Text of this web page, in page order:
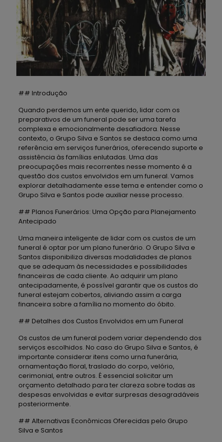
## Introdução
Quando perdemos um ente querido, lidar com os
preparativos de um funeral pode ser uma tarefa
complexa e emocionalmente desafiadora. Nesse
contexto, o Grupo Silva e Santos se destaca como uma
referência em serviços funerários, oferecendo suporte e
assistência às famílias enlutadas. Uma das
preocupações mais recorrentes nesse momento é a
questão dos custos envolvidos em um funeral. Vamos
explorar detalhadamente esse tema e entender como o
Grupo Silva e Santos pode auxiliar nesse processo.
## Planos Funerários: Uma Opção para Planejamento
Antecipado
Uma maneira inteligente de lidar com os custos de um
funeral é optar por um plano funerário. O Grupo Silva e
Santos disponibiliza diversas modalidades de planos
que se adequam às necessidades e possibilidades
financeiras de cada cliente. Ao adquirir um plano
antecipadamente, é possível garantir que os custos do
funeral estejam cobertos, aliviando assim a carga
financeira sobre a família no momento do óbito.
## Detalhes dos Custos Envolvidos em um Funeral
Os custos de um funeral podem variar dependendo dos
serviços escolhidos. No caso do Grupo Silva e Santos, é
importante considerar itens como urna funerária,
ornamentação floral, traslado do corpo, velório,
cerimonial, entre outros. É essencial solicitar um
orçamento detalhado para ter clareza sobre todas as
despesas envolvidas e evitar surpresas desagradáveis
posteriormente.
## Alternativas Econômicas Oferecidas pelo Grupo
Silva e Santos